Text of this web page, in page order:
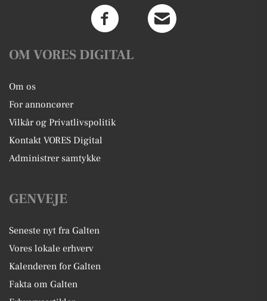
OM VORES DIGITAL
Om os
For annoncører
Vilkår og Privatlivspolitik
Kontakt VORES Digital
Administrer samtykke
GENVEJE
Seneste nyt fra Galten
Vores lokale erhverv
Kalenderen for Galten
Fakta om Galten